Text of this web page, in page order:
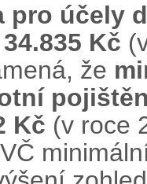
pro účely
34.835 Kč
že
Kč (v roce